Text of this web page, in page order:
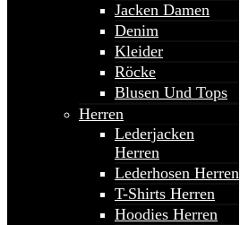
Jacken Damen
Denim
Kleider
Röcke
Blusen Und Tops
Herren
Lederjacken
Herren
Lederhosen Herren
T-Shirts Herren
Hoodies Herren